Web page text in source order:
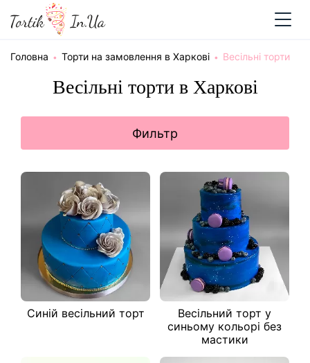
Головна Торти на замовлення в Харкові Весільні торти
Весільні торти в Харкові
Фильтр
Синій весільний торт
Весільний торт у
синьому кольорі без
мастики